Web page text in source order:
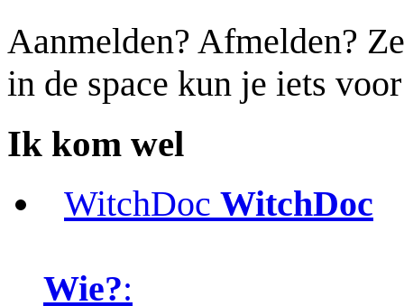
Aanmelden? Afmelden?
in de space kun je iets
Ik kom wel
WitchDoc WitchDoc
Wie?: